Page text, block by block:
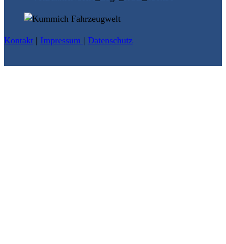
Kontakt | Impressum | Datenschutz